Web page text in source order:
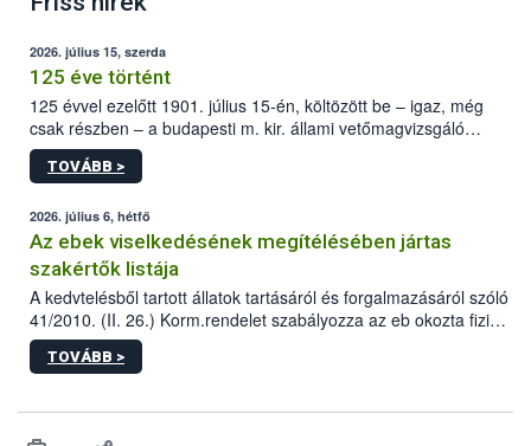
2026. július 15, szerda
125 éve történt
125 évvel ezelőtt 1901. július 15-én, költözött be – igaz, még
csak részben – a budapesti m. kir. állami vetőmagvizsgáló
állomás a Kis Rókus utca 15. szám alatti, Czigler Győző által
tervezett új épületébe.
TOVÁBB >
2026. július 6, hétfő
Az ebek viselkedésének megítélésében jártas
szakértők listája
A kedvtelésből tartott állatok tartásáról és forgalmazásáról szóló
41/2010. (II. 26.) Korm.rendelet szabályozza az eb okozta fizikai
sérülés, illetve ennek veszélye keletkezésekor felmerülő
hatósági feladatokat, valamint a veszélyes eb tartását és annak
vonni az ebek viselkedésének megítélésében jártas szakértőt.
TOVÁBB >